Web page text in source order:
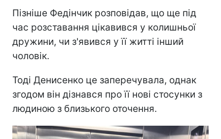
Пізніше Федінчик розповідав, що ще під
час розставання цікавився у колишньої
дружини, чи з'явився у її житті інший
чоловік.
Тоді Денисенко це заперечувала, однак
згодом він дізнався про її нові стосунки з
людиною з близького оточення.